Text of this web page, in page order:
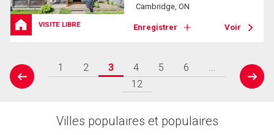
VISITE LIBRE
Cambridge, ON
Enregistrer Voir
prev
1 2 3 4 5 6
...
12
next
Villes populaires et populaires